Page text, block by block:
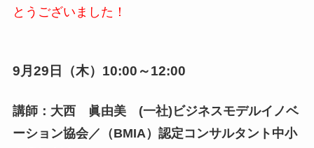
とうございました！
9月29日（木）10:00～12:00
講師：大西 眞由美 (一社)ビジネスモデルイノベ
ーション協会／（BMIA）認定コンサルタント中小